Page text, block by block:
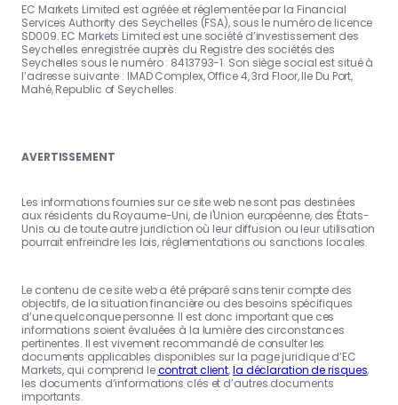
EC Markets Limited est agréée et réglementée par la Financial
Services Authority des Seychelles (FSA), sous le numéro de licence
SD009. EC Markets Limited est une société d’investissement des
Seychelles enregistrée auprès du Registre des sociétés des
Seychelles sous le numéro : 8413793-1. Son siège social est situé à
l’adresse suivante : IMAD Complex, Office 4, 3rd Floor, Ile Du Port,
Mahé, Republic of Seychelles.
AVERTISSEMENT
Les informations fournies sur ce site web ne sont pas destinées
aux résidents du Royaume-Uni, de l'Union européenne, des États-
Unis ou de toute autre juridiction où leur diffusion ou leur utilisation
pourrait enfreindre les lois, réglementations ou sanctions locales.
Le contenu de ce site web a été préparé sans tenir compte des
objectifs, de la situation financière ou des besoins spécifiques
d’une quelconque personne. Il est donc important que ces
informations soient évaluées à la lumière des circonstances
pertinentes. Il est vivement recommandé de consulter les
documents applicables disponibles sur la page juridique d’EC
Markets, qui comprend lecontrat client,la déclaration de risques,
les documents d’informations clés et d’autres documents
importants.